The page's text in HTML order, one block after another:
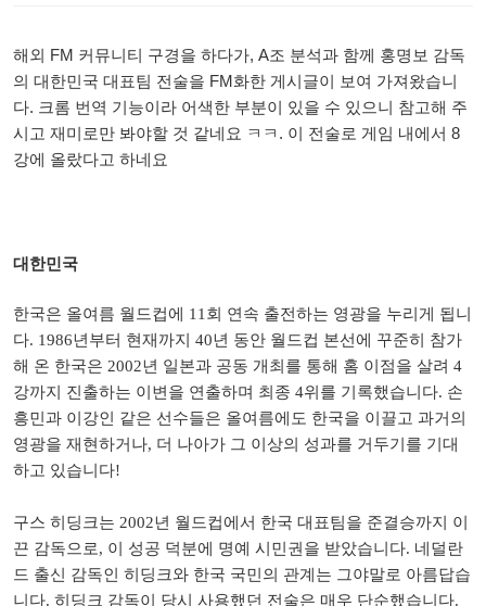
해외 FM 커뮤니티 구경을 하다가, A조 분석과 함께 홍명보 감독
의 대한민국 대표팀 전술을 FM화한 게시글이 보여 가져왔습니
다. 크롬 번역 기능이라 어색한 부분이 있을 수 있으니 참고해 주
시고 재미로만 봐야할 것 같네요 ㅋㅋ. 이 전술로 게임 내에서 8
강에 올랐다고 하네요
대한민국
한국은 올여름 월드컵에 11회 연속 출전하는 영광을 누리게 됩니
다. 1986년부터 현재까지 40년 동안 월드컵 본선에 꾸준히 참가
해 온 한국은 2002년 일본과 공동 개최를 통해 홈 이점을 살려 4
강까지 진출하는 이변을 연출하며 최종 4위를 기록했습니다. 손
흥민과 이강인 같은 선수들은 올여름에도 한국을 이끌고 과거의
영광을 재현하거나, 더 나아가 그 이상의 성과를 거두기를 기대
하고 있습니다!
구스 히딩크는 2002년 월드컵에서 한국 대표팀을 준결승까지 이
끈 감독으로, 이 성공 덕분에 명예 시민권을 받았습니다. 네덜란
드 출신 감독인 히딩크와 한국 국민의 관계는 그야말로 아름답습
니다. 히딩크 감독이 당시 사용했던 전술은 매우 단순했습니다.